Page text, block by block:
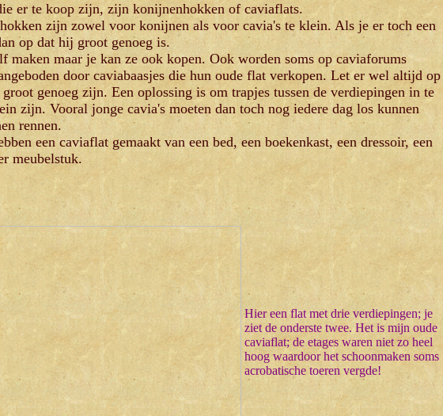
er te koop zijn, zijn konijnenhokken of caviaflats.
zijn zowel voor konijnen als voor cavia's te klein. Als je er toch een
op dat hij groot genoeg is.
maken maar je kan ze ook kopen.Ook worden soms op caviaforums
door caviabaasjes die hun oude flat verkopen. Let er wel altijd op
genoeg zijn. Een oplossing is om trapjes tussen de verdiepingen in te
zijn. Vooral jonge cavia's moeten dan toch nog iedere dag los kunnen
rennen.
een caviaflat gemaakt van een bed, een boekenkast, een dressoir, een
meubelstuk.
Hier een flat met drie verdiepingen; je
ziet de onderste twee. Het is mijn oude
caviaflat; de etages waren niet zo heel
hoog waardoor het schoonmaken soms
acrobatische toeren vergde!